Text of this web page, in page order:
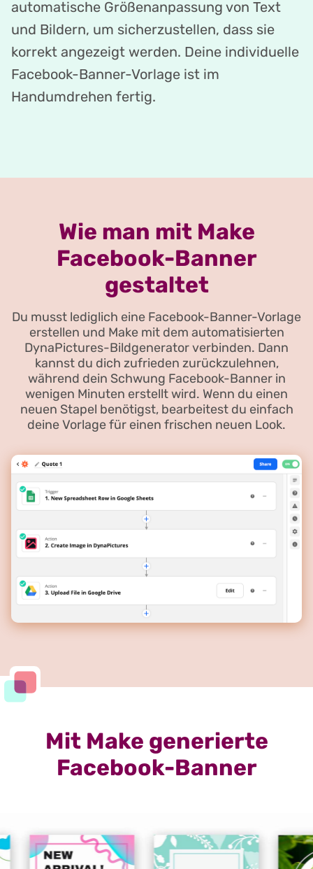
automatische Größenanpassung von Text
und Bildern, um sicherzustellen, dass sie
korrekt angezeigt werden. Deine individuelle
Facebook-Banner-Vorlage ist im
Handumdrehen fertig.
Wie man mit Make
Facebook-Banner
gestaltet
Du musst lediglich eine Facebook-Banner-Vorlage
erstellen und Make mit dem automatisierten
DynaPictures-Bildgenerator verbinden. Dann
kannst du dich zufrieden zurückzulehnen,
während dein Schwung Facebook-Banner in
wenigen Minuten erstellt wird. Wenn du einen
neuen Stapel benötigst, bearbeitest du einfach
deine Vorlage für einen frischen neuen Look.
Mit Make generierte
Facebook-Banner